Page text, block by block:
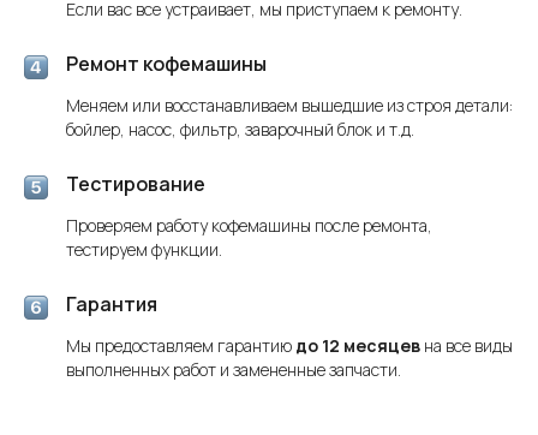
Если вас все устраивает, мы приступаем к ремонту.
Ремонт кофемашины
Меняем или восстанавливаем вышедшие из строя детали:
бойлер, насос, фильтр, заварочный блок и т.д.
Тестирование
Проверяем работу кофемашины после ремонта,
тестируем функции.
Гарантия
Мы предоставляем гарантию до 12 месяцев на все виды
выполненных работ и замененные запчасти.